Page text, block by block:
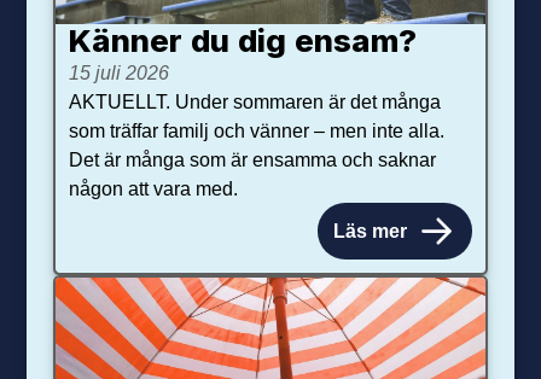
Känner du dig ensam?
15 juli 2026
AKTUELLT. Under sommaren är det många
som träffar familj och vänner – men inte alla.
Det är många som är ensamma och saknar
någon att vara med.
Läs mer